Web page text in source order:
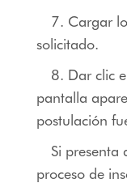
7. Cargar
solicitado.
8. Dar clic
pantalla
postulación
Si presenta
proceso de